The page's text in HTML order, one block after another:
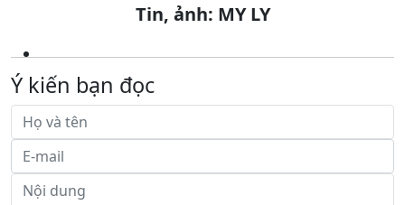
Tin, ảnh: MY LY
Ý kiến bạn đọc